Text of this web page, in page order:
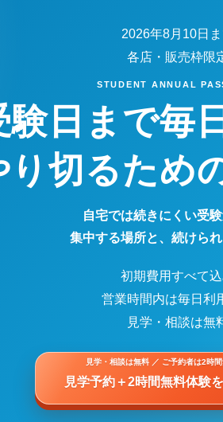
2026年8月10日
各店・販売枠限
STUDENT ANNUAL
験日まで毎
り切るため
自宅では続きにくい受験
集中する場所と、続けられ
初期費用すべて
営業時間内は毎日利
見学・相談は無
見学・相談は無料 ／ ご予約者は2時
見学予約＋2時間無料体験